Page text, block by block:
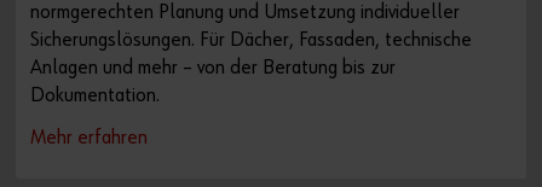
normgerechten Planung und Umsetzung individueller
Sicherungslösungen. Für Dächer, Fassaden, technische
Anlagen und mehr – von der Beratung bis zur
Dokumentation.
Mehr erfahren